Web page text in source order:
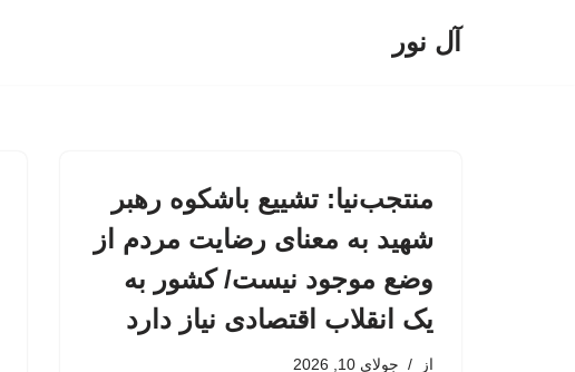
آل نور
منتجب‌نیا: تشییع باشکوه رهبر
شهید به معنای رضایت مردم از
وضع موجود نیست/ کشور به
یک انقلاب اقتصادی نیاز دارد
از جولای 10, 2026